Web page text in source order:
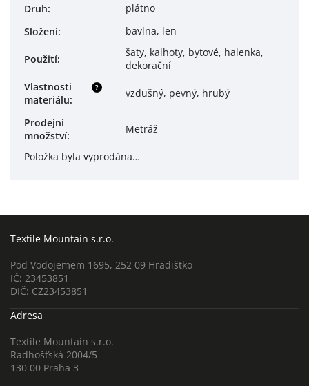
Druh:
plátno
Složení: bavlna, len
Použití:
šaty, kalhoty, bytové, halenka,
dekorační
?
Vlastnosti
materiálu:
vzdušný, pevný, hrubý
Prodejní
množství:
Metráž
Položka byla vyprodána…
Textile Mountain s.r.o.
Pod Vodojemem 1695, 252 09 Hradištko
IČ: 23453851
DIČ: CZ23453851
Adresa
Textile Mountain s.r.o.
Radhošťská 2004/5
130 00 Praha 3